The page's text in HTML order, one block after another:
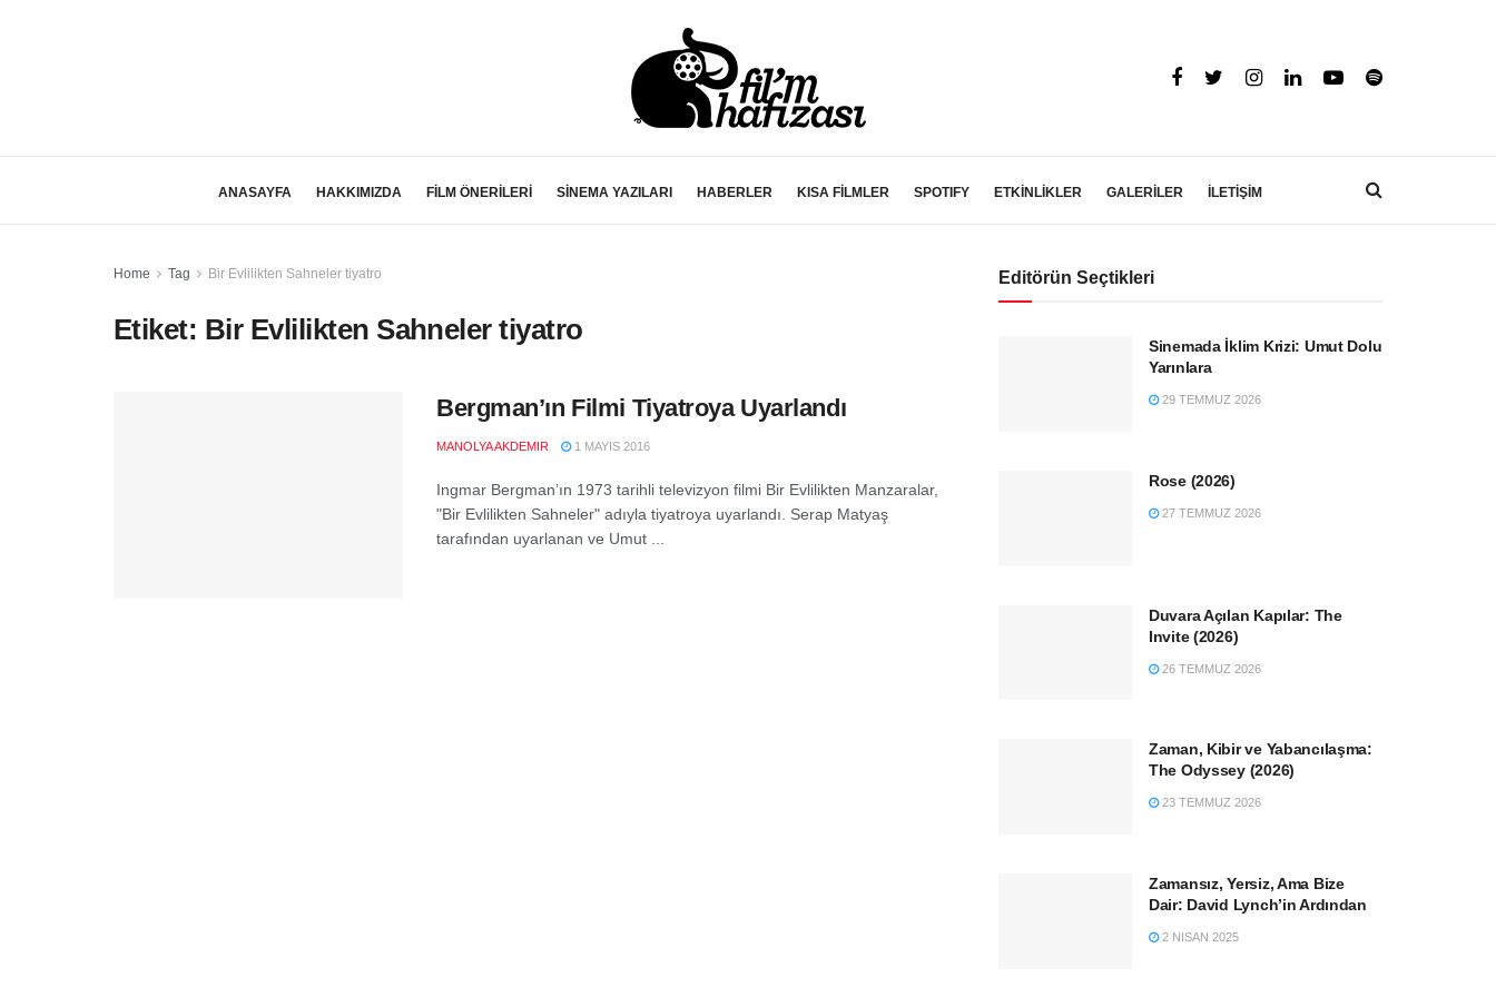
ANASAYFA HAKKIMIZDA FİLM ÖNERİLERİ SİNEMA YAZILARI HABERLER KISA FİLMLER SPOTIFY ETKİNLİKLER GALERİLER İLETİŞİM
Home Tag Bir Evlilikten Sahneler tiyatro
Etiket: Bir Evlilikten Sahneler tiyatro
Bergman’ın Filmi Tiyatroya Uyarlandı
MANOLYA AKDEMIR 1 MAYIS 2016
Ingmar Bergman’ın 1973 tarihli televizyon filmi Bir Evlilikten Manzaralar,
"Bir Evlilikten Sahneler" adıyla tiyatroya uyarlandı. Serap Matyaş
tarafından uyarlanan ve Umut ...
Editörün Seçtikleri
Sinemada İklim Krizi: Umut Dolu
Yarınlara
29 TEMMUZ 2026
Rose (2026)
27 TEMMUZ 2026
Duvara Açılan Kapılar: The
Invite (2026)
26 TEMMUZ 2026
Zaman, Kibir ve Yabancılaşma:
The Odyssey (2026)
23 TEMMUZ 2026
Zamansız, Yersiz, Ama Bize
Dair: David Lynch’in Ardından
2 NISAN 2025